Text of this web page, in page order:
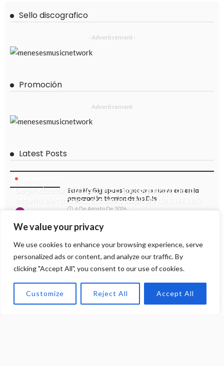
We value your privacy
We use cookies to enhance your browsing experience, serve
personalized ads or content, and analyze our traffic. By
clicking "Accept All", you consent to our use of cookies.
Customize Reject All Accept All
Sello discografico
- Advertisement -
Promoción
Advertisement
Latest Posts
De productor multiplatino a protagonista de la
escena electrónica: el nuevo capítulo de LUKE LIES
Martin Meneses 7 De Agosto De 2026
Save My Gig apuesta por una nueva era en la
preparación técnica de los DJs
6 De Agosto De 2026
Argentina recibe a Set About Showcase, uno de
actual
6 De Agosto De 2026
emocional del Progressive Trance con su nuevo
sencillo «CLOSER»
5 De Agosto De 2026